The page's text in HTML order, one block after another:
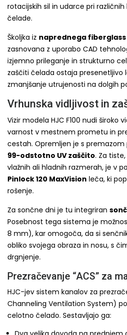
rotacijskih sil in udarce pri
čelade.
Školjka iz naprednega fiberglass
zasnovana z uporabo CAD
izjemno prileganje in strukturno
zaščiti čelada ostaja presenetljivo
zmanjšanje utrujenosti na dolgih
Vrhunska vidljivost in
Vizir modela HJC F100 nudi široko
varnost v mestnem prometu in
cestah. Opremljen je s
99-odstotno UV zaščito. Za
vlažnih ali hladnih razmerah, je v
Pinlock 120 MaxVision leča, ki
rošenje.
Za sončne dni je tu integriran
Posebnost tega sistema je
8 mm), kar omogoča, da si
obliko svojega obraza in nosu, s
drgnjenje.
Prezračevanje “ACS” za
HJC-jev sistem kanalov za
Channeling Ventilation System)
celotno čelado. Sestavljajo ga: